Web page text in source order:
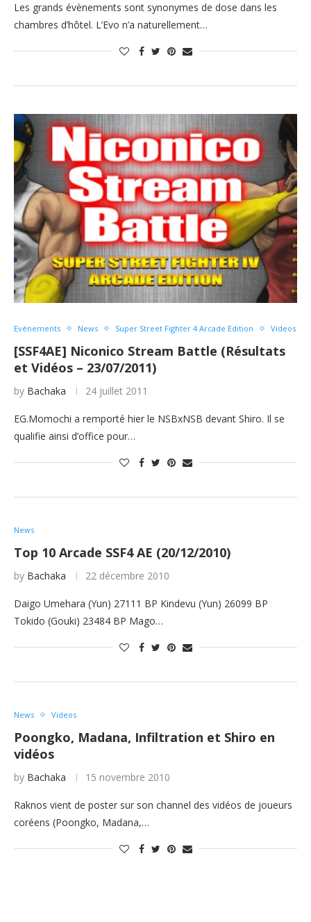
Les grands évènements sont synonymes de dose dans les
chambres d’hôtel. L’Evo n’a naturellement…
Evénements News Super Street Fighter 4 Arcade Edition Videos
[SSF4AE] Niconico Stream Battle (Résultats
et Vidéos – 23/07/2011)
by Bachaka 24 juillet 2011
EG.Momochi a remporté hier le NSBxNSB devant Shiro. Il se
qualifie ainsi d’office pour…
News
Top 10 Arcade SSF4 AE (20/12/2010)
by Bachaka 22 décembre 2010
Daigo Umehara (Yun) 27111 BP Kindevu (Yun) 26099 BP
Tokido (Gouki) 23484 BP Mago…
News Videos
Poongko, Madana, Infiltration et Shiro en
vidéos
by Bachaka 15 novembre 2010
Raknos vient de poster sur son channel des vidéos de joueurs
coréens (Poongko, Madana,…